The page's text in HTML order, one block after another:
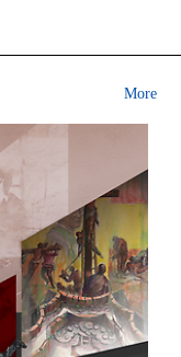
More